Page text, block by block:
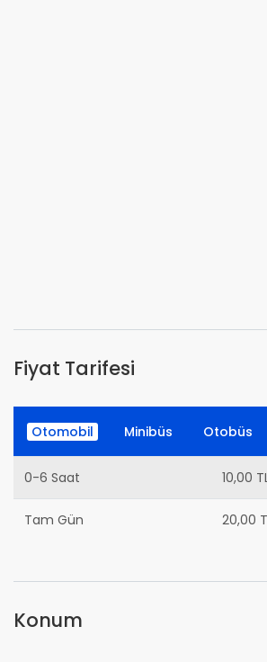
Fiyat Tarifesi
Otomobil Minibüs Otobüs
0-6 Saat 10,00
Tam Gün 20,00
Konum